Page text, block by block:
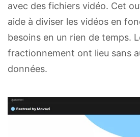
avec des fichiers vidéo. Cet
aide à diviser les vidéos en
besoins en un rien de temps.
fractionnement ont lieu sans
données.